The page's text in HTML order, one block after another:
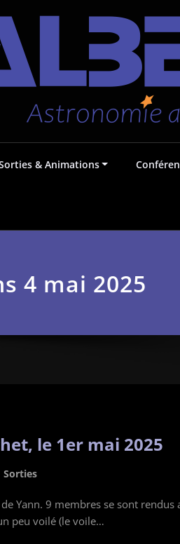
& Animations
4 mai 2025
le 1er mai 2025
Sorties
Yann. 9 membres se sont
peu voilé (le voile…